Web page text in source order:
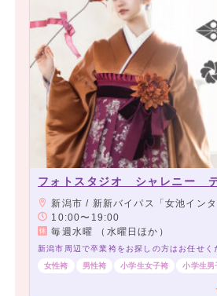
フォトスタジオ シャレニー
新潟市 / 新新バイパス「女池インターチ
10:00〜19:00
毎週水曜 （水曜日ほか）
女性袴
男性袴 小学生女子袴 小学生男